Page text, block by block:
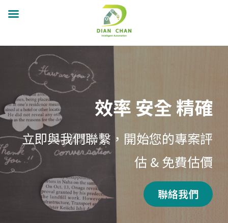
內
效率 安全 精確
立即與我們聯繫，開始您的專案評
估 & 免費估價
聯絡我們